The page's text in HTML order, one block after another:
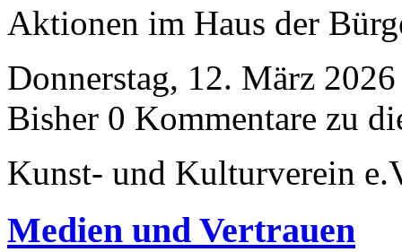
Aktionen im Haus der
Donnerstag, 12. März
Bisher 0 Kommentare zu
Kunst- und Kulturverein
Medien und Vertrauen